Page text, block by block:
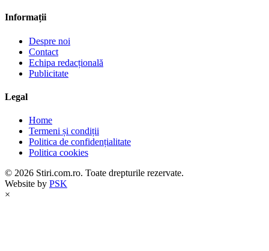
Informații
Despre noi
Contact
Echipa redacțională
Publicitate
Legal
Home
Termeni și condiții
Politica de confidențialitate
Politica cookies
© 2026 Stiri.com.ro. Toate drepturile rezervate.
Website by PSK
×